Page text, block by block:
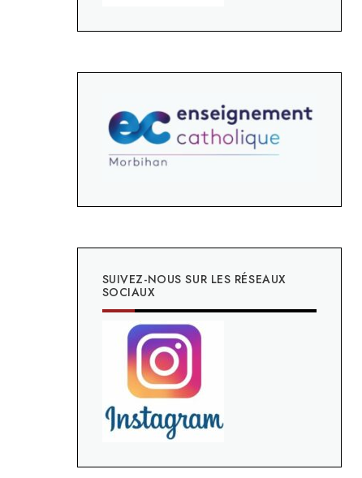
SUIVEZ-NOUS SUR LES RÉSEAUX
SOCIAUX